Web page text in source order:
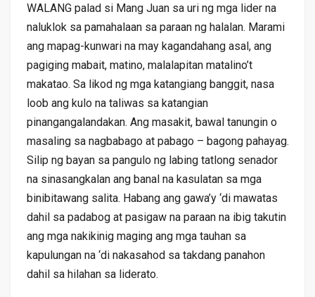
WALANG palad si Mang Juan sa uri ng mga lider na
naluklok sa pamahalaan sa paraan ng halalan. Marami
ang mapag-kunwari na may kagandahang asal, ang
pagiging mabait, matino, malalapitan matalino’t
makatao. Sa likod ng mga katangiang banggit, nasa
loob ang kulo na taliwas sa katangian
pinangangalandakan. Ang masakit, bawal tanungin o
masaling sa nagbabago at pabago – bagong pahayag.
Silip ng bayan sa pangulo ng labing tatlong senador
na sinasangkalan ang banal na kasulatan sa mga
binibitawang salita. Habang ang gawa’y ‘di mawatas
dahil sa padabog at pasigaw na paraan na ibig takutin
ang mga nakikinig maging ang mga tauhan sa
kapulungan na ‘di nakasahod sa takdang panahon
dahil sa hilahan sa liderato.